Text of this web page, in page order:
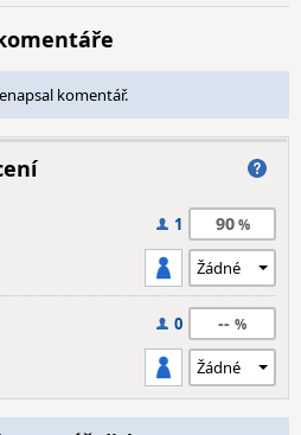
komentář.
1 90
0 --